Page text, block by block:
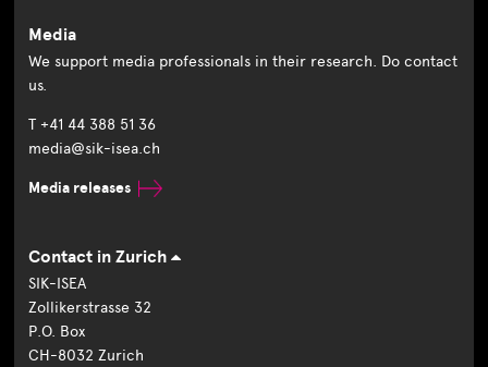
Media
We support media professionals in their research. Do contact
us.
T +41 44 388 51 36
media@sik-isea.ch
Media releases
Contact in Zurich
SIK-ISEA
Zollikerstrasse 32
P.O. Box
CH-8032 Zurich